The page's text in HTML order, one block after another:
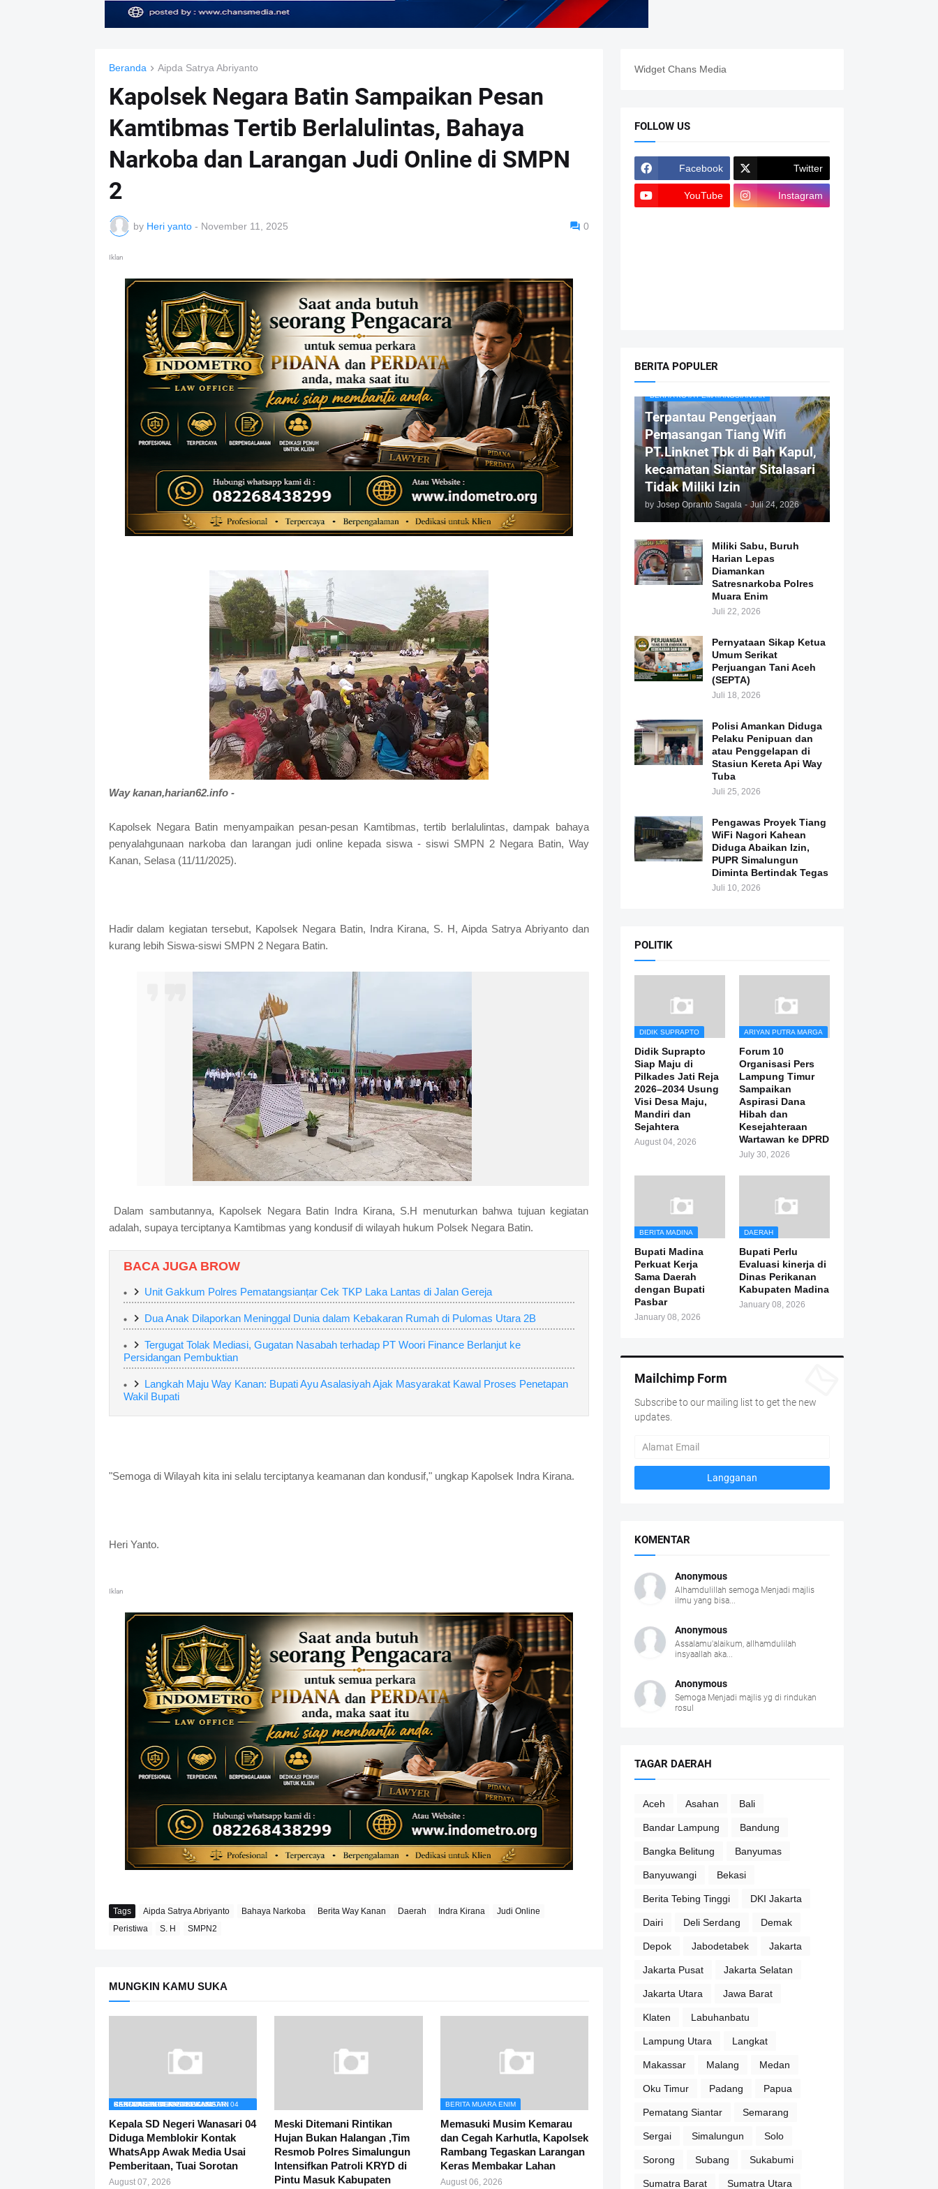
Beranda Aipda Satrya Abriyanto
Kapolsek Negara Batin Sampaikan Pesan
Kamtibmas Tertib Berlalulintas, Bahaya
Narkoba dan Larangan Judi Online di SMPN
2
by Heri yanto - November 11, 2025 0
Iklan
Way kanan,harian62.info -
Kapolsek Negara Batin menyampaikan pesan-pesan Kamtibmas, tertib berlalulintas, dampak bahaya
penyalahgunaan narkoba dan larangan judi online kepada siswa - siswi SMPN 2 Negara Batin, Way
Kanan, Selasa (11/11/2025).
Hadir dalam kegiatan tersebut, Kapolsek Negara Batin, Indra Kirana, S. H, Aipda Satrya Abriyanto dan
kurang lebih Siswa-siswi SMPN 2 Negara Batin.
Dalam sambutannya, Kapolsek Negara Batin Indra Kirana, S.H menuturkan bahwa tujuan kegiatan
adalah, supaya terciptanya Kamtibmas yang kondusif di wilayah hukum Polsek Negara Batin.
BACA JUGA BROW
Unit Gakkum Polres Pematangsianțar Cek TKP Laka Lantas di Jalan Gereja
Dua Anak Dilaporkan Meninggal Dunia dalam Kebakaran Rumah di Pulomas Utara 2B
Tergugat Tolak Mediasi, Gugatan Nasabah terhadap PT Woori Finance Berlanjut ke
Persidangan Pembuktian
Langkah Maju Way Kanan: Bupati Ayu Asalasiyah Ajak Masyarakat Kawal Proses Penetapan
Wakil Bupati
"Semoga di Wilayah kita ini selalu terciptanya keamanan dan kondusif," ungkap Kapolsek Indra Kirana.
Heri Yanto.
Iklan
Tags Aipda Satrya Abriyanto Bahaya Narkoba Berita Way Kanan Daerah Indra Kirana
Judi Online
Peristiwa
S. H SMPN2
MUNGKIN KAMU SUKA
PENDIDIKAN BERITA BEKASI KABUPATEN BEKASI KECAMATAN CIBITUNG SD NEGERI WANASARI 04 KEPALA SEKOLAH LINGKUNGAN SEKOLAH KRITIK PUBLIK
Kepala SD Negeri Wanasari 04
Diduga Memblokir Kontak
WhatsApp Awak Media Usai
Pemberitaan, Tuai Sorotan
August 07, 2026
Meski Ditemani Rintikan
Hujan Bukan Halangan ,Tim
Resmob Polres Simalungun
Intensifkan Patroli KRYD di
Pintu Masuk Kabupaten
BERITA MUARA ENIM
Memasuki Musim Kemarau
dan Cegah Karhutla, Kapolsek
Rambang Tegaskan Larangan
Keras Membakar Lahan
August 06, 2026
Widget Chans Media
FOLLOW US
Facebook Twitter
YouTube Instagram
BERITA POPULER
BERITA KOTA PEMATANGSIANTAR
Terpantau Pengerjaan
Pemasangan Tiang Wifi
PT.Linknet Tbk di Bah Kapul,
kecamatan Siantar Sitalasari
Tidak Miliki Izin
by Josep Opranto Sagala - Juli 24, 2026
Miliki Sabu, Buruh
Harian Lepas
Diamankan
Satresnarkoba Polres
Muara Enim
Juli 22, 2026
Pernyataan Sikap Ketua
Umum Serikat
Perjuangan Tani Aceh
(SEPTA)
Juli 18, 2026
Polisi Amankan Diduga
Pelaku Penipuan dan
atau Penggelapan di
Stasiun Kereta Api Way
Tuba
Juli 25, 2026
Pengawas Proyek Tiang
WiFi Nagori Kahean
Diduga Abaikan Izin,
PUPR Simalungun
Diminta Bertindak Tegas
Juli 10, 2026
POLITIK
DIDIK SUPRAPTO
Didik Suprapto
Siap Maju di
Pilkades Jati Reja
2026–2034 Usung
Visi Desa Maju,
Mandiri dan
Sejahtera
August 04, 2026
ARIYAN PUTRA MARGA
Forum 10
Organisasi Pers
Lampung Timur
Sampaikan
Aspirasi Dana
Hibah dan
Kesejahteraan
Wartawan ke DPRD
July 30, 2026
BERITA MADINA
Bupati Madina
Perkuat Kerja
Sama Daerah
dengan Bupati
Pasbar
January 08, 2026
DAERAH
Bupati Perlu
Evaluasi kinerja di
Dinas Perikanan
Kabupaten Madina
January 08, 2026
Mailchimp Form
Subscribe to our mailing list to get the new
updates.
KOMENTAR
Anonymous
Alhamdulillah semoga Menjadi majlis
ilmu yang bisa...
Anonymous
Assalamu'alaikum, allhamdulilah
insyaallah aka...
Anonymous
Semoga Menjadi majlis yg di rindukan
rosul
TAGAR DAERAH
Aceh Asahan Bali
Bandar Lampung Bandung
Bangka Belitung Banyumas
Banyuwangi Bekasi
Berita Tebing Tinggi DKI Jakarta
Dairi Deli Serdang Demak
Depok Jabodetabek Jakarta
Jakarta Pusat Jakarta Selatan
Jakarta Utara Jawa Barat
Klaten Labuhanbatu
Lampung Utara Langkat
Makassar Malang Medan
Oku Timur Padang Papua
Pematang Siantar Semarang
Sergai Simalungun Solo
Sorong Subang Sukabumi
Sumatra Barat Sumatra Utara